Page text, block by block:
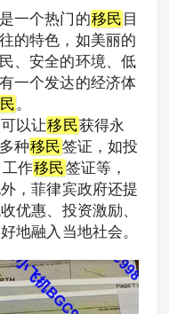
一个热门的移民 目
的特色，如美丽的
、安全的环境、低
一个发达的经济体
。
以让移民获得永
种移民签证，如投
作移民签证等，
，菲律宾政府还提
优惠、投资激励、
地融入当地社会。